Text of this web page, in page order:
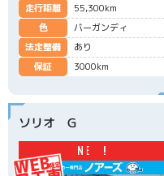
走行距離
55,300km
色
バーガンディ
法定整備
あり
保証
3000km
ソリオ G
N E !